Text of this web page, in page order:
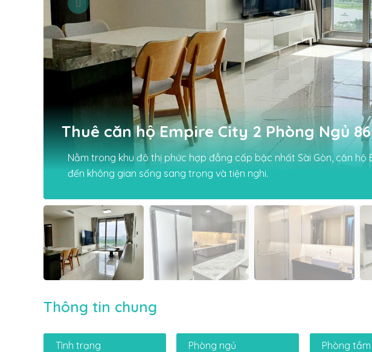
Thuê căn hộ Empire City 2 Phòng Ngủ
Nằm trong khu đô thị phức hợp đẳng cấp bậc nhất Sài Gòn, căn hộ
đến không gian sống sang trọng và tiện nghi.
Thông tin chung
Tình trạng
Phòng ngủ
Phòng tắm